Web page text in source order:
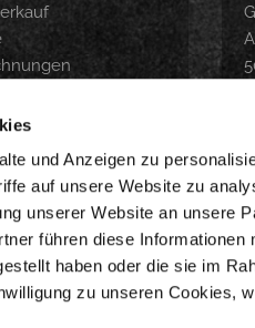
und Anzeigen zu
auf unsere Website zu
unserer Website an unsere
führen diese
haben oder die sie im
zu unseren Cookies,